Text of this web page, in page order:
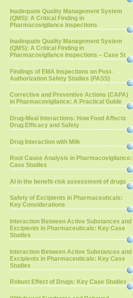
Inadequate Quality Management System
(QMS): A Critical Finding in
Pharmacovigilance Inspections
Inadequate Quality Management System
(QMS): A Critical Finding in
Pharmacovigilance Inspections – Case St
Findings of EMA Inspections on Post-
Authorization Safety Studies (PASS)
Corrective and Preventive Actions (CAPA)
in Pharmacovigilance: A Practical Guide
Drug-Meal Interactions: How Food Affects
Drug Efficacy and Safety
Drug Interaction with Milk
Root Cause Analysis in Pharmacovigilance:
Case Studies
AI in the benefit-risk assessment of drugs
Safety of Excipients in Pharmaceuticals:
Key Considerations
Interaction Between Active Substances and
Excipients in Pharmaceuticals: Key Case
Studies
Interaction Between Active Substances and
Excipients in Pharmaceuticals: Key Case
Studies
Robust Effect of Drugs: Key Case Studies